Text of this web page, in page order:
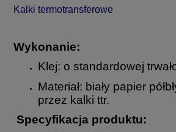
Kalki termotransferowe
Wykonanie:
Klej: o standardowej
Materiał: biały papier
przez kalki ttr.
Specyfikacja produktu: